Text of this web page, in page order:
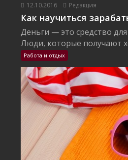
12.10.2016 Редакция
Как научиться
Деньги — это средство
Люди, которые получают
Работа и отдых